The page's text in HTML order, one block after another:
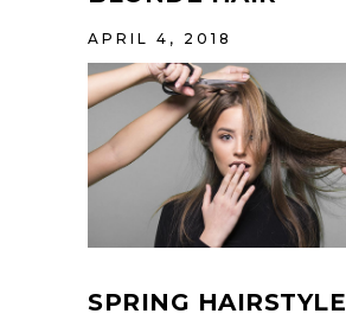
APRIL 4, 2018
SPRING HAIRSTYLE